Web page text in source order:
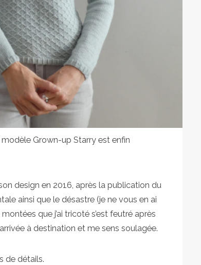
Grown-up Starry est enfin
design en 2016, après la publication du
ainsi que le désastre (je ne vous en ai
que j’ai tricoté s’est feutré après
à destination et me sens soulagée.
de détails.